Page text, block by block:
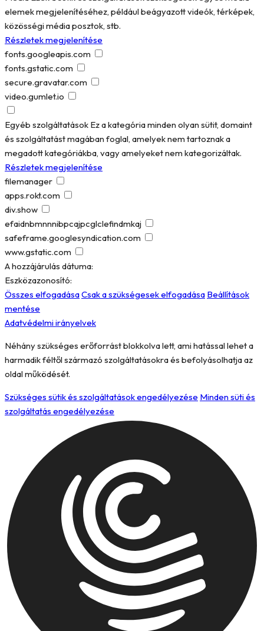
elemek megjelenítéséhez, például beágyazott videók, térképek,
közösségi média posztok, stb.
Részletek megjelenítése
fonts.googleapis.com
fonts.gstatic.com
secure.gravatar.com
video.gumlet.io
Egyéb szolgáltatások Ez a kategória minden olyan sütit, domaint
és szolgáltatást magában foglal, amelyek nem tartoznak a
megadott kategóriákba, vagy amelyeket nem kategorizáltak.
Részletek megjelenítése
filemanager
apps.rokt.com
div.show
efaidnbmnnnibpcajpcglclefindmkaj
safeframe.googlesyndication.com
www.gstatic.com
A hozzájárulás dátuma:
Eszközazonosító:
Összes elfogadásaCsak a szükségesek elfogadása Beállítások
mentése
Adatvédelmi irányelvek
Néhány szükséges erőforrást blokkolva lett, ami hatással lehet a
harmadik féltől származó szolgáltatásokra és befolyásolhatja az
oldal működését.
Szükséges sütik és szolgáltatások engedélyezése Minden süti és
szolgáltatás engedélyezése